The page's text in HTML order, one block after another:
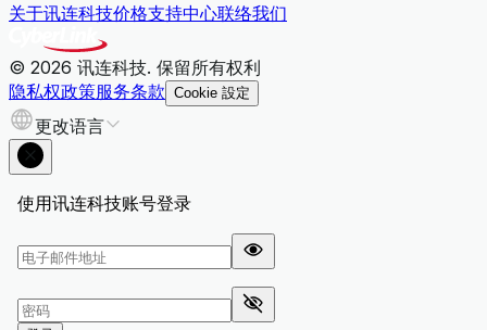
关于讯连科技价格支持中心联络我们
© 2026 讯连科技. 保留所有权利
隐私权政策服务条款 Cookie 設定
更改语言